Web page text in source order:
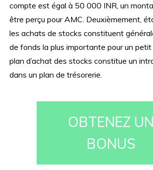
compte est égal à 50 000 INR, un
être perçu pour AMC. Deuxièmement,
les achats de stocks constituent
de fonds la plus importante pour un
plan d’achat des stocks constitue un
dans un plan de trésorerie.
OBTENEZ UN
BONUS